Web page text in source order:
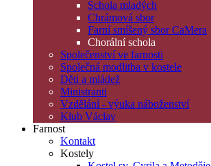
Schola mladých
Chrámová sbor
Farní smíšený sbor CaMera
Chorální schola
Společenství ve farnosti
Společná modlitba v kostele
Děti a mládež
Ministranti
Vzdělání - výuka náboženství
Klub Václav
Farnost
Kontakt
Kostely